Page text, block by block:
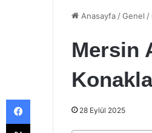
Anasayfa /Genel /
Mersin
28 Eylül 2025
Facebook
X